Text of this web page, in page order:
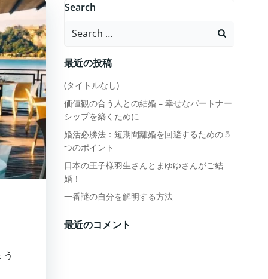
Search
Search
最近の投稿
(タイトルなし)
価値観の合う人との結婚 – 幸せなパートナー
シップを築くために
婚活必勝法：短期間離婚を回避するための５
つのポイント
日本の王子様羽生さんとまゆゆさんがご結
婚！
一番謎の自分を解明する方法
最近のコメント